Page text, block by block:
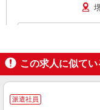
派遣社員
株式会社kotrio /●OS-H2-
この求人に似て
派遣社員